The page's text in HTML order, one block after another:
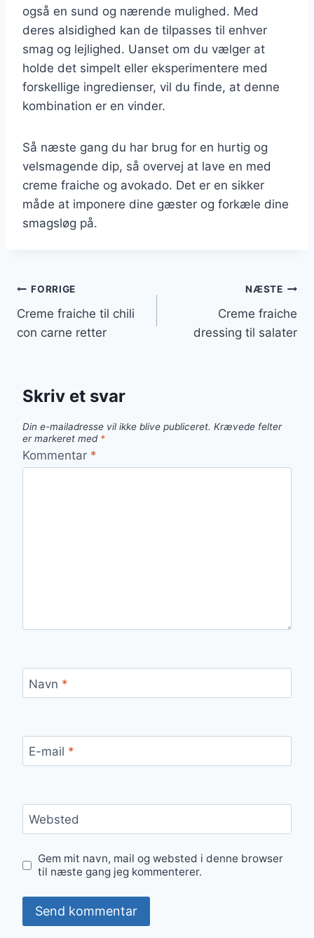
også en sund og nærende mulighed. Med
deres alsidighed kan de tilpasses til enhver
smag og lejlighed. Uanset om du vælger at
holde det simpelt eller eksperimentere med
forskellige ingredienser, vil du finde, at denne
kombination er en vinder.
Så næste gang du har brug for en hurtig og
velsmagende dip, så overvej at lave en med
creme fraiche og avokado. Det er en sikker
måde at imponere dine gæster og forkæle dine
smagsløg på.
Indlægsnavigation
FORRIGE
Creme fraiche til chili
con carne retter
NÆSTE
Creme fraiche
dressing til salater
Skriv et svar
Din e-mailadresse vil ikke blive publiceret. Krævede felter
er markeret med *
Kommentar *
Navn *
E-mail *
Websted
Gem mit navn, mail og websted i denne browser
til næste gang jeg kommenterer.